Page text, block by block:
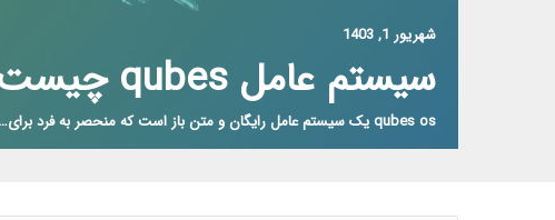
شهریور 1, 1403
سیستم عامل qubes چیست؟
qubes os یک سیستم عامل رایگان و متن باز است که منحصر به فرد برای…